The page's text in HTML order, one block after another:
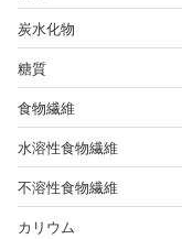
炭水化物
糖質
食物繊維
水溶性食物繊維
不溶性食物繊維
カリウム